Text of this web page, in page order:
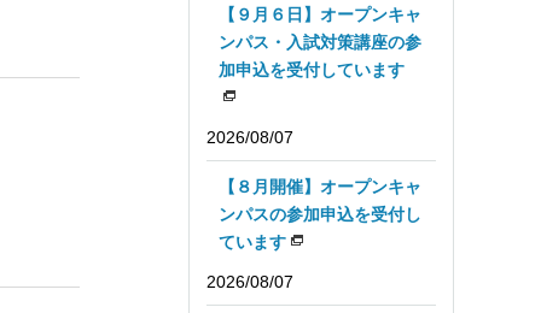
【９月６日】オープンキャ
ンパス・入試対策講座の参
加申込を受付しています
2026/08/07
【８月開催】オープンキャ
ンパスの参加申込を受付し
ています
2026/08/07